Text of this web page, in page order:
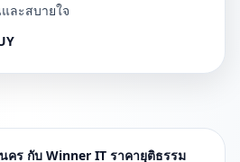
ละสบายใจ
คร กับ Winner IT ราคายุติธรรม